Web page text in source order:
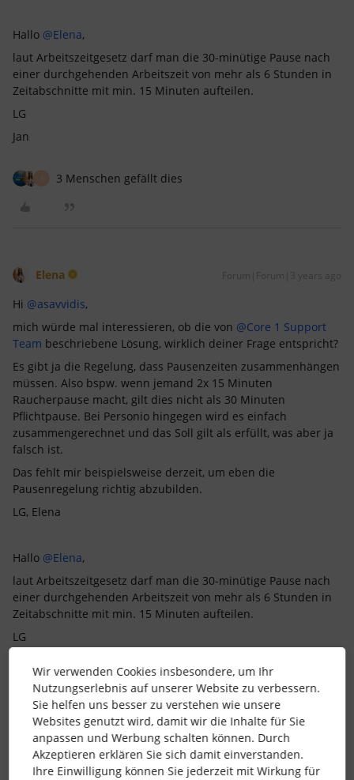
Hallo @Elena,
laut Arbeitszeitgesetz darf man die 30-minütige Pause nach
einer durchgehenden Arbeitszeit von mehr als 6 Stunden in
Zeitabschnitte mit min. 15 Minuten aufteilen.
LG
Jan
3 Menschen gefällt dies
Elena Forum|Forum|3 years ago
Hi @asavvidis,
mich würde mal interessieren, ob die von @Core 1 Support
Team beschriebene Lösung, wirklich deiner Frage entspricht?
Es gibt ja die Regelung, dass Pausenzeiten zusammenhängen
müssen. Also bspw. wenn jemand 2x 15 Minuten
Raucherpause macht, gilt dies nicht als 30 Minuten
Pflichtpause. Bei Personio hingegen wird es einfach
zusammengerechnet und das Soll gilt als erfüllt, was aber ja
falsch ist.
Das fehlt mir beispielsweise derzeit, um eben die
Pausenregelung richtig abzubilden.
LG, Elena
Hallo @Elena,
laut Arbeitszeitgesetz darf man die 30-minütige Pause nach
einer durchgehenden Arbeitszeit von mehr als 6 Stunden in
Zeitabschnitte mit min. 15 Minuten aufteilen.
LG
@AM_HR,
danke für die Ergänzung :) hatte gerade unsere
Betriebsvereinbarung im Kopf.
LG, Elena
Wir verwenden Cookies insbesondere, um Ihr
Nutzungserlebnis auf unserer Website zu verbessern.
Sie helfen uns besser zu verstehen wie unsere
Websites genutzt wird, damit wir die Inhalte für Sie
anpassen und Werbung schalten können. Durch
Akzeptieren erklären Sie sich damit einverstanden.
Ihre Einwilligung können Sie jederzeit mit Wirkung für